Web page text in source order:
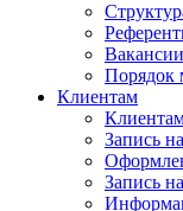
Вакансии
Порядок
Клиентам
Запись
Запись